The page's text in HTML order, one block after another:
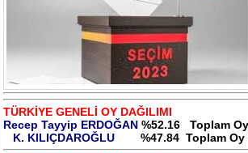
TÜRKİYE GENELİ OY DAĞILIMI
Recep Tayyip ERDOĞAN %52.16 Toplam Oy
K. KILIÇDAROĞLU
%47.84 Toplam